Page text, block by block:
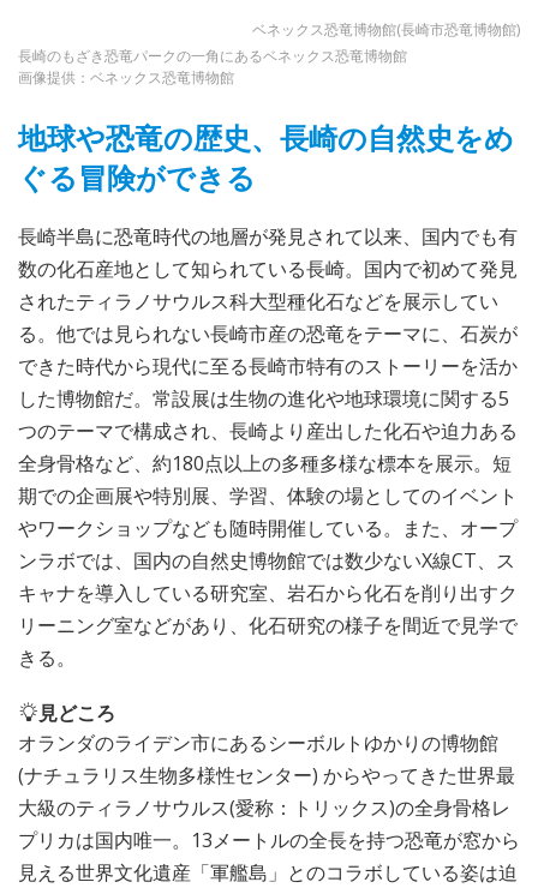
ベネックス恐竜博物館(長崎市恐竜博物館)
長崎のもざき恐竜パークの一角にあるベネックス恐竜博物館
画像提供：ベネックス恐竜博物館
地球や恐竜の歴史、長崎の自然史をめ
ぐる冒険ができる
長崎半島に恐竜時代の地層が発見されて以来、国内でも有
数の化石産地として知られている長崎。国内で初めて発見
されたティラノサウルス科大型種化石などを展示してい
る。他では見られない長崎市産の恐竜をテーマに、石炭が
できた時代から現代に至る長崎市特有のストーリーを活か
した博物館だ。常設展は生物の進化や地球環境に関する5
つのテーマで構成され、長崎より産出した化石や迫力ある
全身骨格など、約180点以上の多種多様な標本を展示。短
期での企画展や特別展、学習、体験の場としてのイベント
やワークショップなども随時開催している。また、オープ
ンラボでは、国内の自然史博物館では数少ないX線CT、ス
キャナを導入している研究室、岩石から化石を削り出すク
リーニング室などがあり、化石研究の様子を間近で見学で
きる。
見どころ
オランダのライデン市にあるシーボルトゆかりの博物館
(ナチュラリス生物多様性センター) からやってきた世界最
大級のティラノサウルス(愛称：トリックス)の全身骨格レ
プリカは国内唯一。13メートルの全長を持つ恐竜が窓から
見える世界文化遺産「軍艦島」とのコラボしている姿は迫